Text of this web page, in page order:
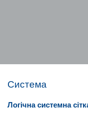
Система
Логічна системна